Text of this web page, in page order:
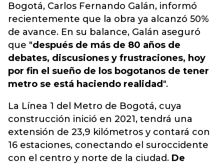
Bogotá, Carlos Fernando Galán, informó
recientemente que la obra ya alcanzó 50%
de avance. En su balance, Galán aseguró
que "después de más de 80 años de
debates, discusiones y frustraciones, hoy
por fin el sueño de los bogotanos de tener
metro se está haciendo realidad ".
La Línea 1 del Metro de Bogotá, cuya
construcción inició en 2021, tendrá una
extensión de 23,9 kilómetros y contará con
16 estaciones, conectando el suroccidente
con el centro y norte de la ciudad. De